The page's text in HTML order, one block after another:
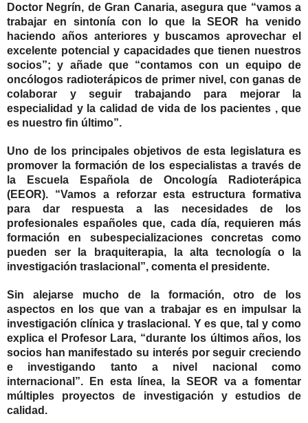
Doctor Negrín, de Gran Canaria, asegura que “vamos a
trabajar en sintonía con lo que la SEOR ha venido
haciendo años anteriores y buscamos aprovechar el
excelente potencial y capacidades que tienen nuestros
socios”; y añade que “contamos con un equipo de
oncólogos radioterápicos de primer nivel, con ganas de
colaborar y seguir trabajando para mejorar la
especialidad y la calidad de vida de los pacientes , que
es nuestro fin último”.
Uno de los principales objetivos de esta legislatura es
promover la formación de los especialistas a través de
la Escuela Española de Oncología Radioterápica
(EEOR). “Vamos a reforzar esta estructura formativa
para dar respuesta a las necesidades de los
profesionales españoles que, cada día, requieren más
formación en subespecializaciones concretas como
pueden ser la braquiterapia, la alta tecnología o la
investigación traslacional”, comenta el presidente.
Sin alejarse mucho de la formación, otro de los
aspectos en los que van a trabajar es en impulsar la
investigación clínica y traslacional. Y es que, tal y como
explica el Profesor Lara, “durante los últimos años, los
socios han manifestado su interés por seguir creciendo
e investigando tanto a nivel nacional como
internacional”. En esta línea, la SEOR va a fomentar
múltiples proyectos de investigación y estudios de
calidad.